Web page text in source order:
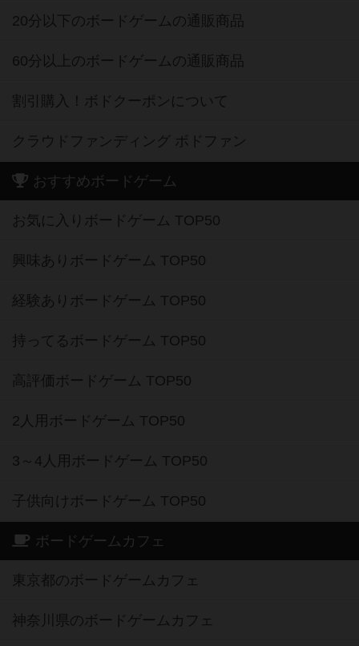
20分以下のボードゲームの通販商品
60分以上のボードゲームの通販商品
割引購入！ボドクーポンについて
クラウドファンディング ボドファン
おすすめボードゲーム
お気に入りボードゲーム TOP50
興味ありボードゲーム TOP50
経験ありボードゲーム TOP50
持ってるボードゲーム TOP50
高評価ボードゲーム TOP50
2人用ボードゲーム TOP50
3～4人用ボードゲーム TOP50
子供向けボードゲーム TOP50
ボードゲームカフェ
東京都のボードゲームカフェ
神奈川県のボードゲームカフェ